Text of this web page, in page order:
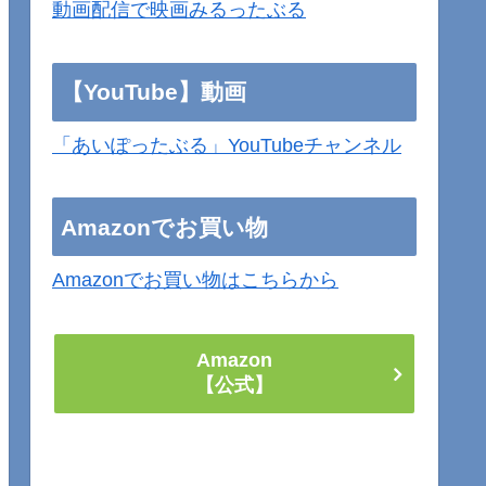
動画配信で映画みるったぶる
【YouTube】動画
「あいぽったぶる」YouTubeチャンネル
Amazonでお買い物
Amazonでお買い物はこちらから
Amazon
【公式】